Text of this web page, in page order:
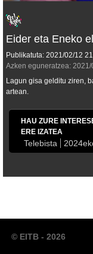
Eider eta Eneko
Publikatuta: 2021/02/12
Azken eguneratzea: 2021/
Lagun gisa gelditu ziren,
artean.
HAU ZURE
ERE IZATEA
Telebista
© EITB - 2026